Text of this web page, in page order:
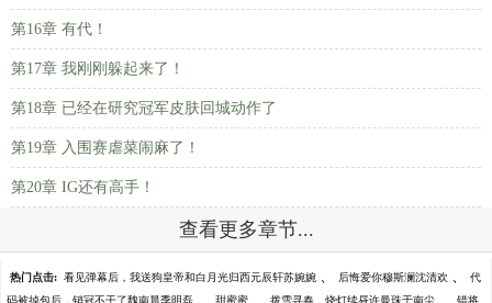
第16章 有代！
第17章 我刚刚躲起来了！
第18章 已经在研究冠军皮肤回城动作了
第19章 入围赛虐菜闹麻了！
第20章 IG还有高手！
查看更多章节...
热门点击: 看见弹幕后，我送狗皇帝和白月光归西元辰轩苏婉婉 、 后悔爱你穆斯澜沈清欢 、 代
码被掉包后，销冠不干了魏南晨季明磊 、 甜蜜蜜 、 拨雪寻春，烧灯续昼许曼珠于南尘 、 错将